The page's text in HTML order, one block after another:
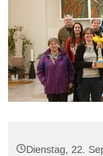
Dienstag, 22.